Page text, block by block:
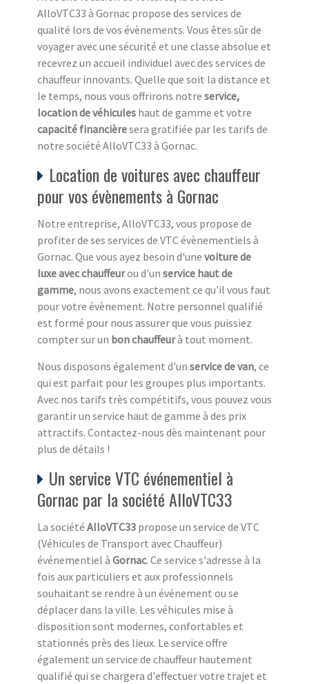
AlloVTC33 à Gornac propose des services de
qualité lors de vos évènements. Vous êtes sûr de
voyager avec une sécurité et une classe absolue et
recevrez un accueil individuel avec des services de
chauffeur innovants. Quelle que soit la distance et
le temps, nous vous offrirons notre service,
location de véhicules haut de gamme et votre
capacité financièresera gratifiée par les tarifs de
notre société AlloVTC33 à Gornac.
Location de voitures avec chauffeur
pour vos évènements à Gornac
Notre entreprise, AlloVTC33, vous propose de
profiter de ses services de VTC évènementiels à
Gornac. Que vous ayez besoin d'une voiture de
luxe avec chauffeurou d'un service haut de
gamme, nous avons exactement ce qu'il vous faut
pour votre évènement. Notre personnel qualifié
est formé pour nous assurer que vous puissiez
compter sur un bon chauffeurà tout moment.
Nous disposons également d'un service de van, ce
qui est parfait pour les groupes plus importants.
Avec nos tarifs très compétitifs, vous pouvez vous
garantir un service haut de gamme à des prix
attractifs. Contactez-nous dès maintenant pour
plus de détails !
Un service VTC événementiel à
Gornac par la société AlloVTC33
La société AlloVTC33 propose un service de VTC
(Véhicules de Transport avec Chauffeur)
événementiel à Gornac. Ce service s'adresse à la
fois aux particuliers et aux professionnels
souhaitant se rendre à un événement ou se
déplacer dans la ville. Les véhicules mise à
disposition sont modernes, confortables et
stationnés près des lieux. Le service offre
également un service de chauffeur hautement
qualifié qui se chargera d'effectuer votre trajet et